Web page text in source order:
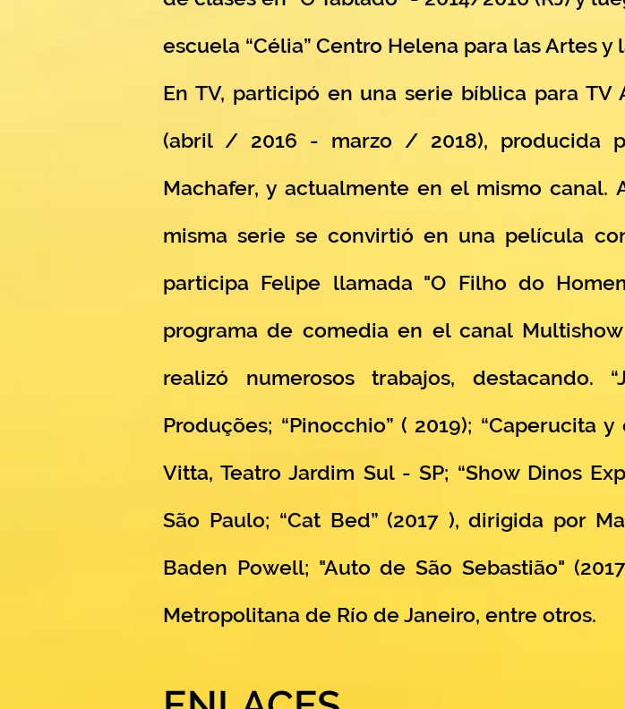
escuela “Célia” Centro Helena para las Artes y
En TV, participó en una serie bíblica para TV
(abril / 2016 - marzo / 2018), producida
Machafer, y actualmente en el mismo
misma serie se convirtió en una película
participa Felipe llamada "O Filho do
programa de comedia en el canal
realizó numerosos trabajos, destacando.
Produções; “Pinocchio” ( 2019); “Caperucita
Vitta, Teatro Jardim Sul - SP; “Show Dinos
São Paulo; “Cat Bed” (2017 ), dirigida por
Baden Powell; "Auto de São Sebastião"
Metropolitana de Río de Janeiro, entre otros.